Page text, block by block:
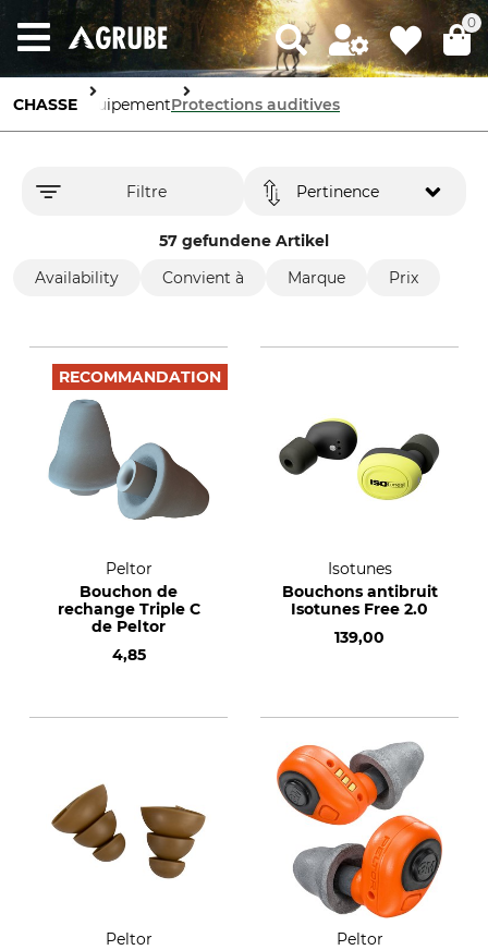
0
CHASSE ÉquipementProtections auditives
Filtre
57 gefundene Artikel
Pertinence
Availability Convient à Marque Prix
RECOMMANDATION
Peltor
Bouchon de
rechange Triple C
de Peltor
4,85
Isotunes
Bouchons antibruit
Isotunes Free 2.0
139,00
Peltor
Peltor